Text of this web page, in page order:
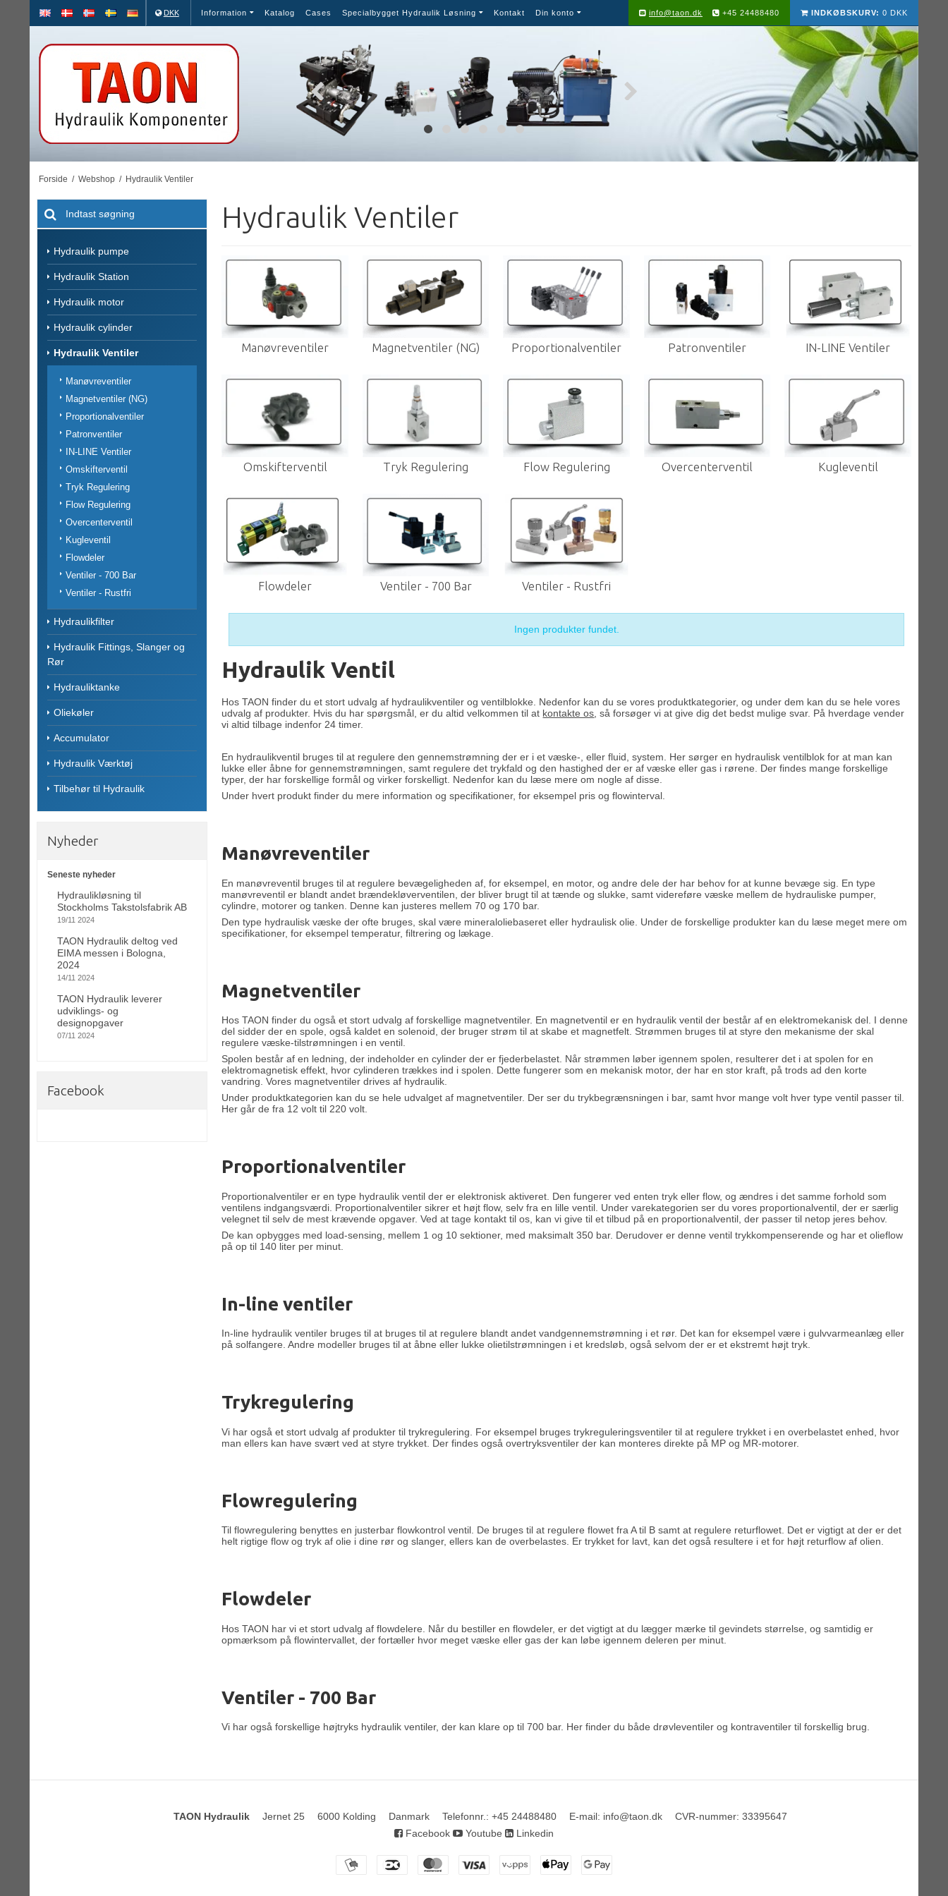
DKK Information Katalog Cases Specialbygget Hydraulik Løsning Kontakt Din konto INDKØBSKURV: 0 DKK
info@taon.dk +45 24488480
Forside / Webshop / Hydraulik Ventiler
Hydraulik pumpe
Hydraulik Station
Hydraulik motor
Hydraulik cylinder
Hydraulik Ventiler
Manøvreventiler
Magnetventiler (NG)
Proportionalventiler
Patronventiler
IN-LINE Ventiler
Omskifterventil
Tryk Regulering
Flow Regulering
Overcenterventil
Kugleventil
Flowdeler
Ventiler - 700 Bar
Ventiler - Rustfri
Hydraulikfilter
Hydraulik Fittings, Slanger og
Rør
Hydrauliktanke
Oliekøler
Accumulator
Hydraulik Værktøj
Tilbehør til Hydraulik
Nyheder
Seneste nyheder
Hydraulikløsning til
Stockholms Takstolsfabrik AB
19/11 2024
TAON Hydraulik deltog ved
EIMA messen i Bologna,
2024
14/11 2024
TAON Hydraulik leverer
udviklings- og
designopgaver
07/11 2024
Facebook
Hydraulik Ventiler
Manøvreventiler Magnetventiler (NG) Proportionalventiler Patronventiler IN-LINE Ventiler
Omskifterventil Tryk Regulering Flow Regulering Overcenterventil Kugleventil
Flowdeler Ventiler - 700 Bar Ventiler - Rustfri
Ingen produkter fundet.
Hydraulik Ventil
Hos TAON finder du et stort udvalg af hydraulikventiler og ventilblokke. Nedenfor kan du se vores produktkategorier, og under dem kan du se hele vores
udvalg af produkter. Hvis du har spørgsmål, er du altid velkommen til at kontakte os, så forsøger vi at give dig det bedst mulige svar. På hverdage vender
vi altid tilbage indenfor 24 timer.
En hydraulikventil bruges til at regulere den gennemstrømning der er i et væske-, eller fluid, system. Her sørger en hydraulisk ventilblok for at man kan
lukke eller åbne for gennemstrømningen, samt regulere det trykfald og den hastighed der er af væske eller gas i rørene. Der findes mange forskellige
typer, der har forskellige formål og virker forskelligt. Nedenfor kan du læse mere om nogle af disse.
Under hvert produkt finder du mere information og specifikationer, for eksempel pris og flowinterval.
Manøvreventiler
En manøvreventil bruges til at regulere bevægeligheden af, for eksempel, en motor, og andre dele der har behov for at kunne bevæge sig. En type
manøvreventil er blandt andet brændekløverventilen, der bliver brugt til at tænde og slukke, samt videreføre væske mellem de hydrauliske pumper,
cylindre, motorer og tanken. Denne kan justeres mellem 70 og 170 bar.
Den type hydraulisk væske der ofte bruges, skal være mineraloliebaseret eller hydraulisk olie. Under de forskellige produkter kan du læse meget mere om
specifikationer, for eksempel temperatur, filtrering og lækage.
Magnetventiler
Hos TAON finder du også et stort udvalg af forskellige magnetventiler. En magnetventil er en hydraulik ventil der består af en elektromekanisk del. I denne
del sidder der en spole, også kaldet en solenoid, der bruger strøm til at skabe et magnetfelt. Strømmen bruges til at styre den mekanisme der skal
regulere væske-tilstrømningen i en ventil.
Spolen består af en ledning, der indeholder en cylinder der er fjederbelastet. Når strømmen løber igennem spolen, resulterer det i at spolen for en
elektromagnetisk effekt, hvor cylinderen trækkes ind i spolen. Dette fungerer som en mekanisk motor, der har en stor kraft, på trods ad den korte
vandring. Vores magnetventiler drives af hydraulik.
Under produktkategorien kan du se hele udvalget af magnetventiler. Der ser du trykbegrænsningen i bar, samt hvor mange volt hver type ventil passer til.
Her går de fra 12 volt til 220 volt.
Proportionalventiler
Proportionalventiler er en type hydraulik ventil der er elektronisk aktiveret. Den fungerer ved enten tryk eller flow, og ændres i det samme forhold som
ventilens indgangsværdi. Proportionalventiler sikrer et højt flow, selv fra en lille ventil. Under varekategorien ser du vores proportionalventil, der er særlig
velegnet til selv de mest krævende opgaver. Ved at tage kontakt til os, kan vi give til et tilbud på en proportionalventil, der passer til netop jeres behov.
De kan opbygges med load-sensing, mellem 1 og 10 sektioner, med maksimalt 350 bar. Derudover er denne ventil trykkompenserende og har et olieflow
på op til 140 liter per minut.
In-line ventiler
In-line hydraulik ventiler bruges til at bruges til at regulere blandt andet vandgennemstrømning i et rør. Det kan for eksempel være i gulvvarmeanlæg eller
på solfangere. Andre modeller bruges til at åbne eller lukke olietilstrømningen i et kredsløb, også selvom der er et ekstremt højt tryk.
Trykregulering
Vi har også et stort udvalg af produkter til trykregulering. For eksempel bruges trykreguleringsventiler til at regulere trykket i en overbelastet enhed, hvor
man ellers kan have svært ved at styre trykket. Der findes også overtryksventiler der kan monteres direkte på MP og MR-motorer.
Flowregulering
Til flowregulering benyttes en justerbar flowkontrol ventil. De bruges til at regulere flowet fra A til B samt at regulere returflowet. Det er vigtigt at der er det
helt rigtige flow og tryk af olie i dine rør og slanger, ellers kan de overbelastes. Er trykket for lavt, kan det også resultere i et for højt returflow af olien.
Flowdeler
Hos TAON har vi et stort udvalg af flowdelere. Når du bestiller en flowdeler, er det vigtigt at du lægger mærke til gevindets størrelse, og samtidig er
opmærksom på flowintervallet, der fortæller hvor meget væske eller gas der kan løbe igennem deleren per minut.
Ventiler - 700 Bar
Vi har også forskellige højtryks hydraulik ventiler, der kan klare op til 700 bar. Her finder du både drøvleventiler og kontraventiler til forskellig brug.
TAON Hydraulik Jernet 25 6000 Kolding Danmark Telefonnr. : +45 24488480 E-mail: info@taon.dk CVR-nummer: 33395647
Facebook
Youtube Linkedin